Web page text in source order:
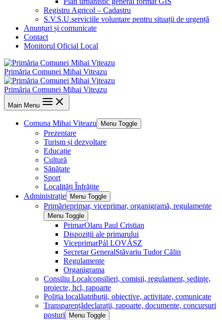
Registru Agricol – Cadastru
S.V.S.U.serviciile voluntare pentru situații de urgență
Anunțuri și comunicate
Contact
Monitorul Oficial Local
Primăria Comunei Mihai Viteazu
Primăria Comunei Mihai Viteazu
Main Menu
Comuna Mihai Viteazu Menu Toggle
Prezentare
Turism și dezvoltare
Educație
Cultură
Sănătate
Sport
Localități Înfrățite
Administrație
Menu Toggle
Primărieprimar, viceprimar, organigramă, regulamente
Menu Toggle
PrimarOlaru Paul Cristian
Dispoziții ale primarului
ViceprimarPál LOVÁSZ
Secretar GeneralStăvariu Tudor Călin
Regulamente
Organigrama
Consiliu Localconsilieri, comisii, regulament, ședințe,
proiecte, hcl, rapoarte
Poliția localăatribuții, obiective, activitate, comunicate
Transparențădeclarații, rapoarte, documente, concursuri
posturi
Menu Toggle